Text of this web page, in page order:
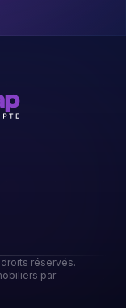
réservés.
par